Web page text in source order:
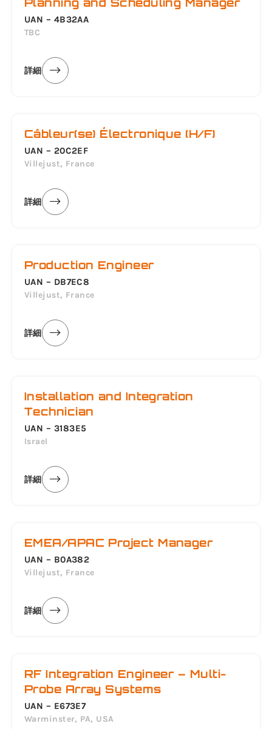
UAN – 4B32AA
TBC
詳細
Câbleur(se) Électronique (H/F)
UAN – 20C2EF
Villejust, France
詳細
Production Engineer
UAN – DB7EC8
Villejust, France
詳細
Installation and Integration
Technician
UAN – 3183E5
Israel
詳細
EMEA/APAC Project Manager
UAN – B0A382
Villejust, France
詳細
RF Integration Engineer – Multi-
Probe Array Systems
UAN – E673E7
Warminster, PA, USA